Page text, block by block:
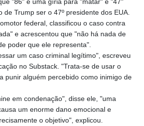
de Trump ser o 47º presidente dos EUA.
federal, classificou o caso contra
e acrescentou que "não há nada de
poder que ele representa".
um caso criminal legítimo", escreveu
no Substack. "Trata-se de usar o
punir alguém percebido como inimigo de
em condenação", disse ele, "uma
um enorme dano emocional e
o objetivo", explicou.